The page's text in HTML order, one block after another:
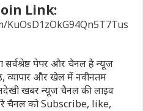
Link:
पेपर और चैनल है न्यूज
व्यापार और खेल में नवीनतम
खबर न्यूज चैनल की लाइव
चैनल को Subscribe, like,